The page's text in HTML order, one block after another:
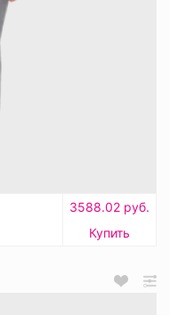
3588.02 руб.
Купить